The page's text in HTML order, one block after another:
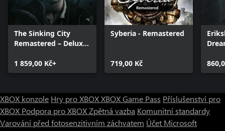
The Sinking City
Remastered – Deluxe
1 859,00 Kč+
Syberia - Remastered
719,00 Kč
XBOX konzole Hry pro XBOXXBOX Game Pass Příslušenství pro
XBOX Podpora pro XBOXZpětná vazba Komunitní standardy
Varování před fotosenzitivním záchvatem Účet Microsoft